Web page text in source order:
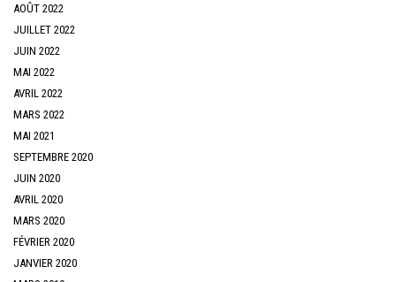
AOÛT 2022
JUILLET 2022
JUIN 2022
MAI 2022
AVRIL 2022
MARS 2022
MAI 2021
SEPTEMBRE 2020
JUIN 2020
AVRIL 2020
MARS 2020
FÉVRIER 2020
JANVIER 2020